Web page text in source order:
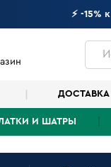
⚡ -15%
ДОСТАВКА
И ШАТРЫ